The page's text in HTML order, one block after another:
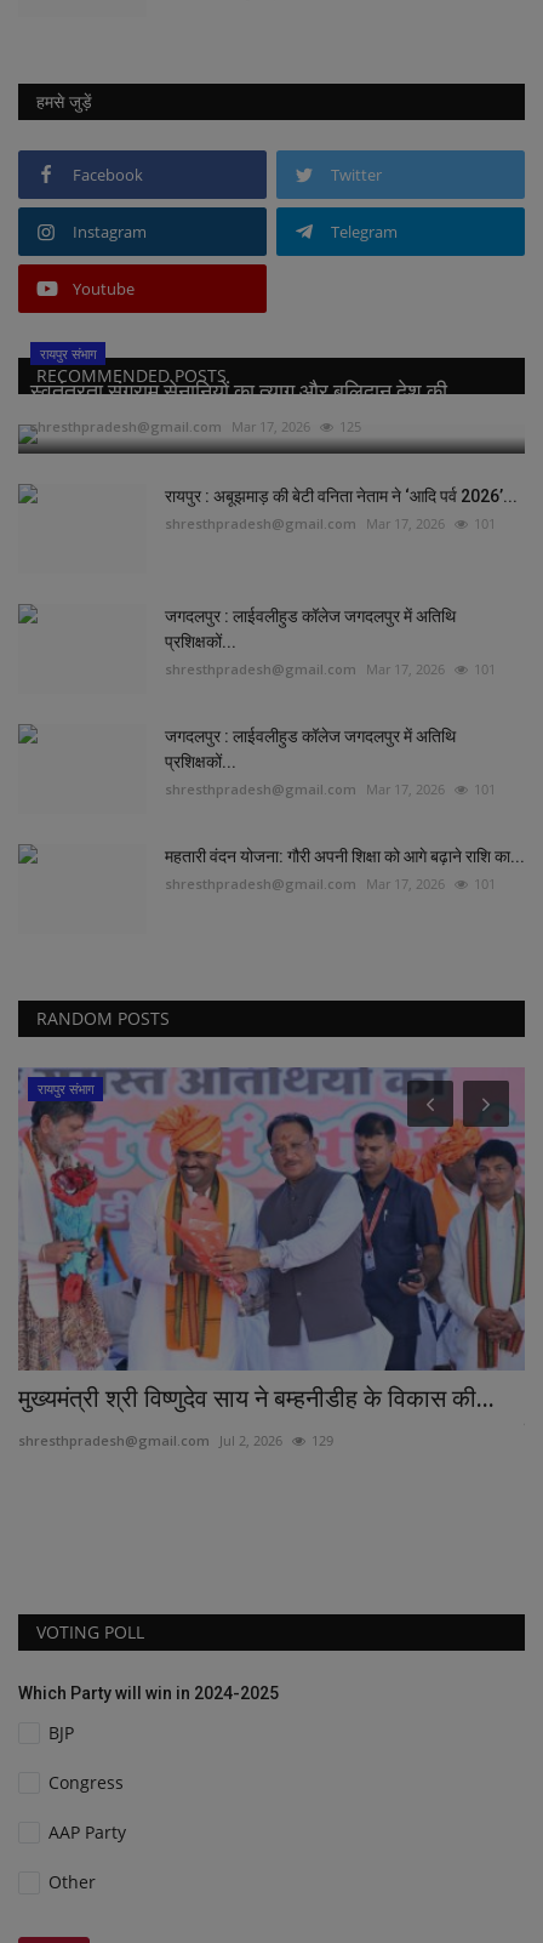
हमसे जुड़ें
Facebook Twitter
Instagram Telegram
Youtube
RECOMMENDED POSTS
रायपुर संभाग
स्वतंत्रता संग्राम सेनानियों का त्याग और बलिदान देश की...
shresthpradesh@gmail.com Mar 17, 2026 125
रायपुर : अबूझमाड़ की बेटी वनिता नेताम ने ‘आदि पर्व 2026’...
shresthpradesh@gmail.com Mar 17, 2026 101
जगदलपुर : लाईवलीहुड कॉलेज जगदलपुर में अतिथि
प्रशिक्षकों...
shresthpradesh@gmail.com Mar 17, 2026 101
जगदलपुर : लाईवलीहुड कॉलेज जगदलपुर में अतिथि
प्रशिक्षकों...
shresthpradesh@gmail.com Mar 17, 2026 101
महतारी वंदन योजना: गौरी अपनी शिक्षा को आगे बढ़ाने राशि का...
shresthpradesh@gmail.com Mar 17, 2026 101
RANDOM POSTS
रायपुर संभाग
मुख्यमंत्री श्री विष्णुदेव साय ने बम्हनीडीह के विकास की...
shresthpradesh@gmail.com Jul 2, 2026 129
VOTING POLL
Which Party will win in 2024-2025
BJP
Congress
AAP Party
Other